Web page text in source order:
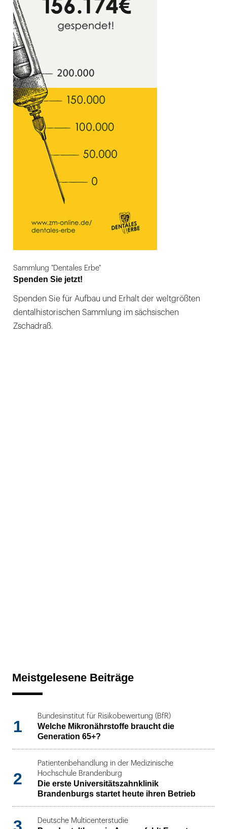
Sammlung "Dentales Erbe"
Spenden Sie jetzt!
Spenden Sie für Aufbau und Erhalt der weltgrößten
dentalhistorischen Sammlung im sächsischen
Zschadraß.
Meistgelesene Beiträge
1
Bundesinstitut für Risikobewertung (BfR)
Welche Mikronährstoffe braucht die
Generation 65+?
2
Patientenbehandlung in der Medizinische
Hochschule Brandenburg
Die erste Universitätszahnklinik
Brandenburgs startet heute ihren Betrieb
Deutsche Multicenterstudie